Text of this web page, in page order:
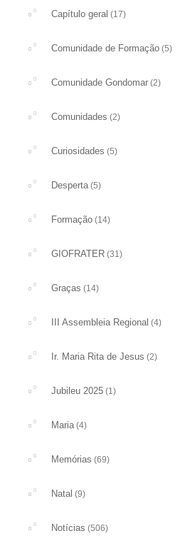
Capítulo geral (17)
Comunidade de Formação (5)
Comunidade Gondomar (2)
Comunidades (2)
Curiosidades (5)
Desperta(5)
Formação (14)
GIOFRATER (31)
Graças (14)
III Assembleia Regional (4)
Ir. Maria Rita de Jesus (2)
Jubileu 2025 (1)
Maria(4)
Memórias (69)
Natal (9)
Notícias (506)